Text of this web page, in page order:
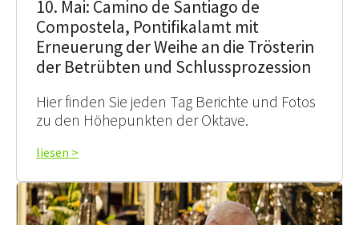
10. Mai: Camino de Santiago de
Compostela, Pontifikalamt mit
Erneuerung der Weihe an die Trösterin
der Betrübten und Schlussprozession
Hier finden Sie jeden Tag Berichte und Fotos
zu den Höhepunkten der Oktave.
liesen >